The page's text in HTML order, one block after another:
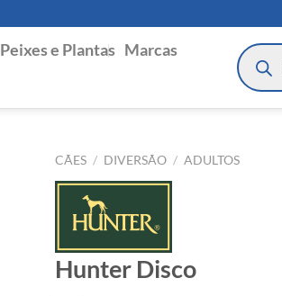
Peixes e Plantas Marcas
Products
search
CÃES / DIVERSÃO / ADULTOS
Hunter Disco